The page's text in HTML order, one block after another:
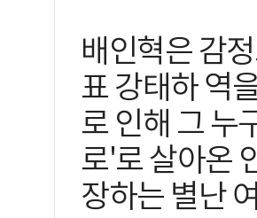
배인혁은 감
표 강태하 역
로 인해 그 누
로'로 살아온
장하는 별난